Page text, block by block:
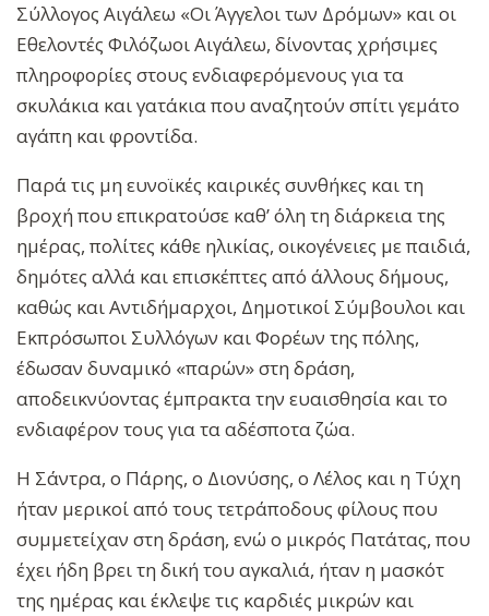
Σύλλογος Αιγάλεω «Οι Άγγελοι των Δρόμων» και οι
Εθελοντές Φιλόζωοι Αιγάλεω, δίνοντας χρήσιμες
πληροφορίες στους ενδιαφερόμενους για τα
σκυλάκια και γατάκια που αναζητούν σπίτι γεμάτο
αγάπη και φροντίδα.
Παρά τις μη ευνοϊκές καιρικές συνθήκες και τη
βροχή που επικρατούσε καθ’ όλη τη διάρκεια της
ημέρας, πολίτες κάθε ηλικίας, οικογένειες με παιδιά,
δημότες αλλά και επισκέπτες από άλλους δήμους,
καθώς και Αντιδήμαρχοι, Δημοτικοί Σύμβουλοι και
Εκπρόσωποι Συλλόγων και Φορέων της πόλης,
έδωσαν δυναμικό «παρών» στη δράση,
αποδεικνύοντας έμπρακτα την ευαισθησία και το
ενδιαφέρον τους για τα αδέσποτα ζώα.
Η Σάντρα, ο Πάρης, ο Διονύσης, ο Λέλος και η Τύχη
ήταν μερικοί από τους τετράποδους φίλους που
συμμετείχαν στη δράση, ενώ ο μικρός Πατάτας, που
έχει ήδη βρει τη δική του αγκαλιά, ήταν η μασκότ
της ημέρας και έκλεψε τις καρδιές μικρών και